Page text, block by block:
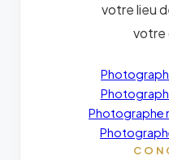
votre lieu
votre
Photographe